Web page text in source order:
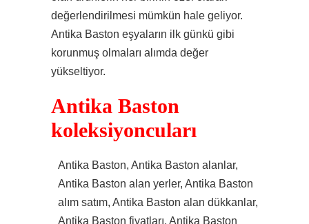
değerlendirilmesi mümkün hale geliyor.
Antika Baston eşyaların ilk günkü gibi
korunmuş olmaları alımda değer
yükseltiyor.
Antika Baston
koleksiyoncuları
Antika Baston, Antika Baston alanlar,
Antika Baston alan yerler, Antika Baston
alım satım, Antika Baston alan dükkanlar,
Antika Baston fiyatları, Antika Baston